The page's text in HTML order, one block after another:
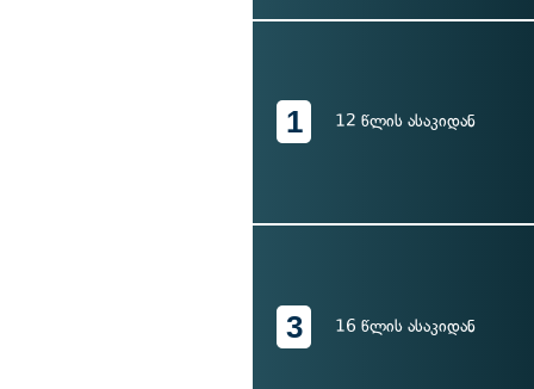
1 12 წლის ასაკიდან
3 16 წლის ასაკიდან